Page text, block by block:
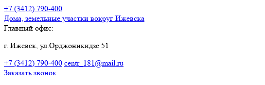
+7 (3412) 790-400
Дома, земельные участки вокруг Ижевска
Главный офис:
г. Ижевск, ул.Орджоникидзе 51
+7 (3412) 790-400 centr_181@mail.ru
Заказать звонок